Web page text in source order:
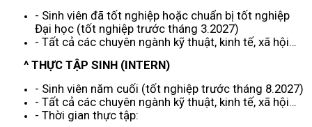
- Sinh viên đã tốt nghiệp hoặc chuẩn bị tốt nghiệp
Đại học (tốt nghiệp trước tháng 3.2027)
- Tất cả các chuyên ngành kỹ thuật, kinh tế, xã hội…
^ THỰC TẬP SINH (INTERN)
- Sinh viên năm cuối (tốt nghiệp trước tháng 8.2027)
- Tất cả các chuyên ngành kỹ thuật, kinh tế, xã hội…
- Thời gian thực tập: